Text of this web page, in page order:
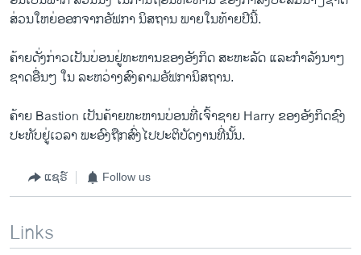
ສ່ວນໃຫຍ່ອອກຈາກອັຟກາ ນິສຖານ ພາຍໃນທ້າຍປີນີ້.
ຄ້າຍດັ່ງກ່າວເປັນບ່ອນຢູ່ທະຫານຂອງອັງກິດ ສະຫະລັດ ແລະກຳລັງນາໆ
ຊາດອື່ນໆ ໃນ ລະຫວ່າງສົງຄາມອັຟການິສຖານ.
ຄ້າຍ Bastion ເປັນຄ້າຍທະຫານບ່ອນທີ່ເຈົ້າຊາຍ Harry ຂອງອັງກິດຊົງ
ປະທັບຢູ່ເວລາ ພະອົງຖືກສົ່ງໄປປະຕິບັດງານທີ່ນັ້ນ.
ແຊຣ໌ Follow us
Links